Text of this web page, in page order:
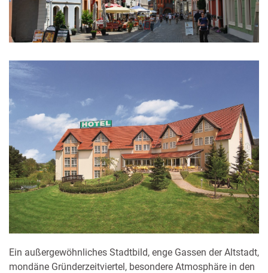
Ein außergewöhnliches Stadtbild, enge Gassen der Altstadt,
mondäne Gründerzeitviertel, besondere Atmosphäre in den